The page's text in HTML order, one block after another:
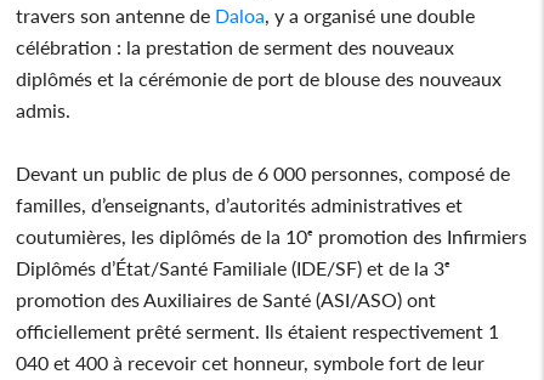
travers son antenne de Daloa, y a organisé une double
célébration : la prestation de serment des nouveaux
diplômés et la cérémonie de port de blouse des nouveaux
admis.
Devant un public de plus de 6 000 personnes, composé de
familles, d’enseignants, d’autorités administratives et
coutumières, les diplômés de la 10ᵉ promotion des Infirmiers
Diplômés d’État/Santé Familiale (IDE/SF) et de la 3ᵉ
promotion des Auxiliaires de Santé (ASI/ASO) ont
officiellement prêté serment. Ils étaient respectivement 1
040 et 400 à recevoir cet honneur, symbole fort de leur